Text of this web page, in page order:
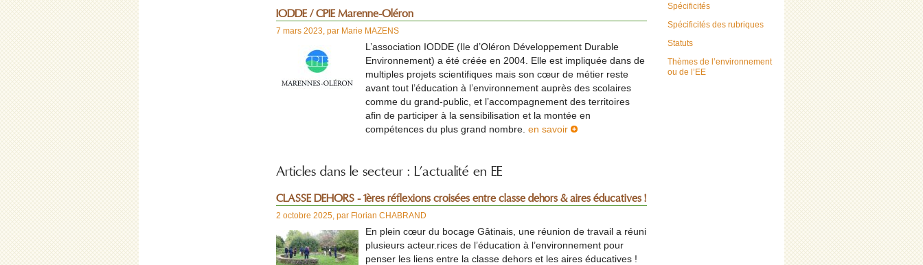
IODDE / CPIE Marenne-Oléron
7 mars 2023, par Marie MAZENS
L’association IODDE (Ile d’Oléron Développement Durable
Environnement) a été créée en 2004. Elle est impliquée dans de
multiples projets scientifiques mais son cœur de métier reste
avant tout l’éducation à l’environnement auprès des scolaires
comme du grand-public, et l’accompagnement des territoires
afin de participer à la sensibilisation et la montée en
compétences du plus grand nombre. en savoir
Articles dans le secteur : L’actualité en EE
CLASSE DEHORS - 1ères réflexions croisées entre classe dehors & aires éducatives !
2 octobre 2025, par Florian CHABRAND
En plein cœur du bocage Gâtinais, une réunion de travail a réuni
plusieurs acteur.rices de l’éducation à l’environnement pour
penser les liens entre la classe dehors et les aires éducatives !
Spécificités
Spécificités des rubriques
Statuts
Thèmes de l’environnement
ou de l’EE